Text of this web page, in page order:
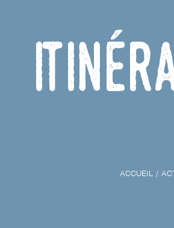
ACCUEIL